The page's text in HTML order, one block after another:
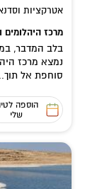
אטרקציות
מרכז
בלב המדבר,
נמצא מרכז
סוחפת אל
הוספה
שלי